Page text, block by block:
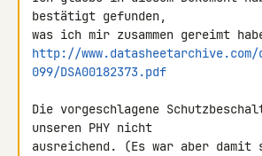
bestätigt gefunden,
http://
099/DSA00182373.pdf
Die vorgeschlagene
unseren PHY nicht
ausreichend. (Es war aber damit